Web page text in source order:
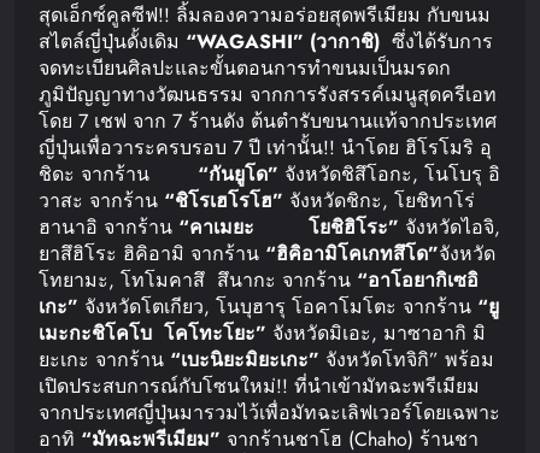
สุดเอ็กซ์คูลซีฟ!! ลิ้มลองความอร่อยสุดพรีเมียม กับขนม
สไตล์ญี่ปุ่นดั้งเดิม “WAGASHI” (วากาชิ) ซึ่งได้รับการ
จดทะเบียนศิลปะและขั้นตอนการทำขนมเป็นมรดก
ภูมิปัญญาทางวัฒนธรรม จากการรังสรรค์เมนูสุดครีเอท
โดย 7 เชฟ จาก 7 ร้านดัง ต้นตำรับขนานแท้จากประเทศ
ญี่ปุ่นเพื่อวาระครบรอบ 7 ปี เท่านั้น!! นำโดย ฮิโรโมริ อุ
ชิดะ จากร้าน “กันยูโด” จังหวัดชิสึโอกะ, โนโบรุ อิ
วาสะ จากร้าน “ชิโรเฮโรโฮ” จังหวัดชิกะ, โยชิทาโร่
ฮานาอิ จากร้าน “คาเมยะ โยชิฮิโระ” จังหวัดไอจิ,
ยาสึฮิโระ ฮิคิอามิ จากร้าน “ฮิคิอามิโคเกทสึโด”จังหวัด
โทยามะ, โทโมคาสึ สึนากะ จากร้าน “อาโอยากิเซอิ
เกะ” จังหวัดโตเกียว, โนบุฮารุ โอคาโมโตะ จากร้าน “ยู
เมะกะชิโคโบ โคโทะโยะ” จังหวัดมิเอะ, มาซาอากิ มิ
ยะเกะ จากร้าน “เบะนิยะมิยะเกะ” จังหวัดโทจิกิ” พร้อม
เปิดประสบการณ์กับโซนใหม่!! ที่นำเข้ามัทฉะพรีเมียม
จากประเทศญี่ปุ่นมารวมไว้เพื่อมัทฉะเลิฟเวอร์โดยเฉพาะ
อาทิ “มัทฉะพรีเมียม” จากร้านชาโฮ (Chaho) ร้านชา